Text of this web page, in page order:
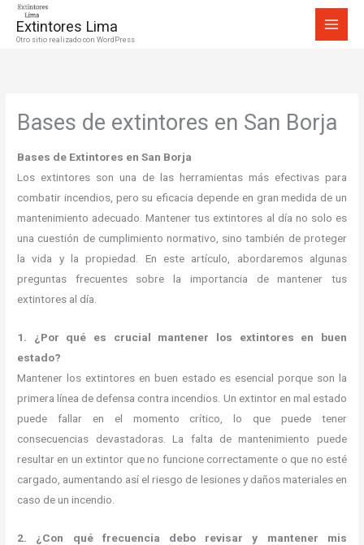
Extintores Lima
Otro sitio realizado con WordPress
Bases de extintores en San Borja
Bases de Extintores en San Borja
Los extintores son una de las herramientas más efectivas para
combatir incendios, pero su eficacia depende en gran medida de un
mantenimiento adecuado. Mantener tus extintores al día no solo es
una cuestión de cumplimiento normativo, sino también de proteger
la vida y la propiedad. En este artículo, abordaremos algunas
preguntas frecuentes sobre la importancia de mantener tus
extintores al día.
1. ¿Por qué es crucial mantener los extintores en buen
estado?
Mantener los extintores en buen estado es esencial porque son la
primera línea de defensa contra incendios. Un extintor en mal estado
puede fallar en el momento crítico, lo que puede tener
consecuencias devastadoras. La falta de mantenimiento puede
resultar en un extintor que no funcione correctamente o que no esté
cargado, aumentando así el riesgo de lesiones y daños materiales en
caso de un incendio.
2. ¿Con qué frecuencia debo revisar y mantener mis